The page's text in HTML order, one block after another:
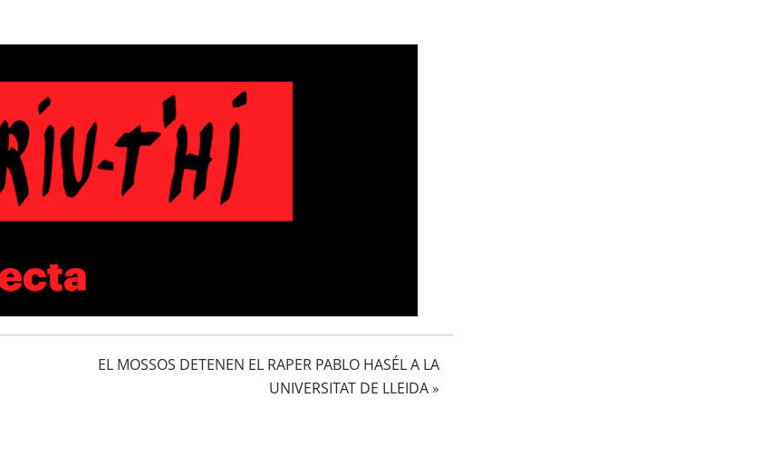
EL MOSSOS DETENEN EL RAPER PABLO HASÉL A LA
UNIVERSITAT DE LLEIDA »